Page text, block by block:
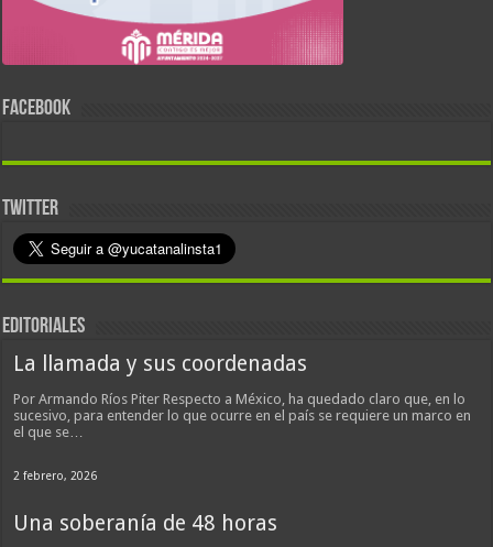
FACEBOOK
TWITTER
EDITORIALES
La llamada y sus coordenadas
Por Armando Ríos Piter Respecto a México, ha quedado claro que, en lo
sucesivo, para entender lo que ocurre en el país se requiere un marco en
el que se…
2 febrero, 2026
Una soberanía de 48 horas